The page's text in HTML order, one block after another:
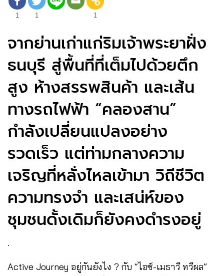
1 1 1
จากย่านเก่าแก่ริมเจ้าพระยาฝั่ง
ธนบุรี สู่พื้นที่ที่เต็มไปด้วยตึก
สูง ห้างสรรพสินค้า และเส้น
ทางรถไฟฟ้า “คลองสาน”
กำลังเปลี่ยนแปลงอย่าง
รวดเร็ว แต่ท่ามกลางความ
เจริญที่หลั่งไหลเข้ามา วิถีชีวิต
ความทรงจำ และเสน่ห์ของ
ชุมชนดั้งเดิมก็ยังคงดำรงอยู่
.
Active Journey อยู่กันยังไง ? กับ “ไอซ์-เมธาวี ทวีผล”